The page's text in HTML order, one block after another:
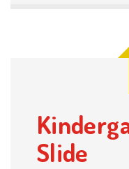
Slide